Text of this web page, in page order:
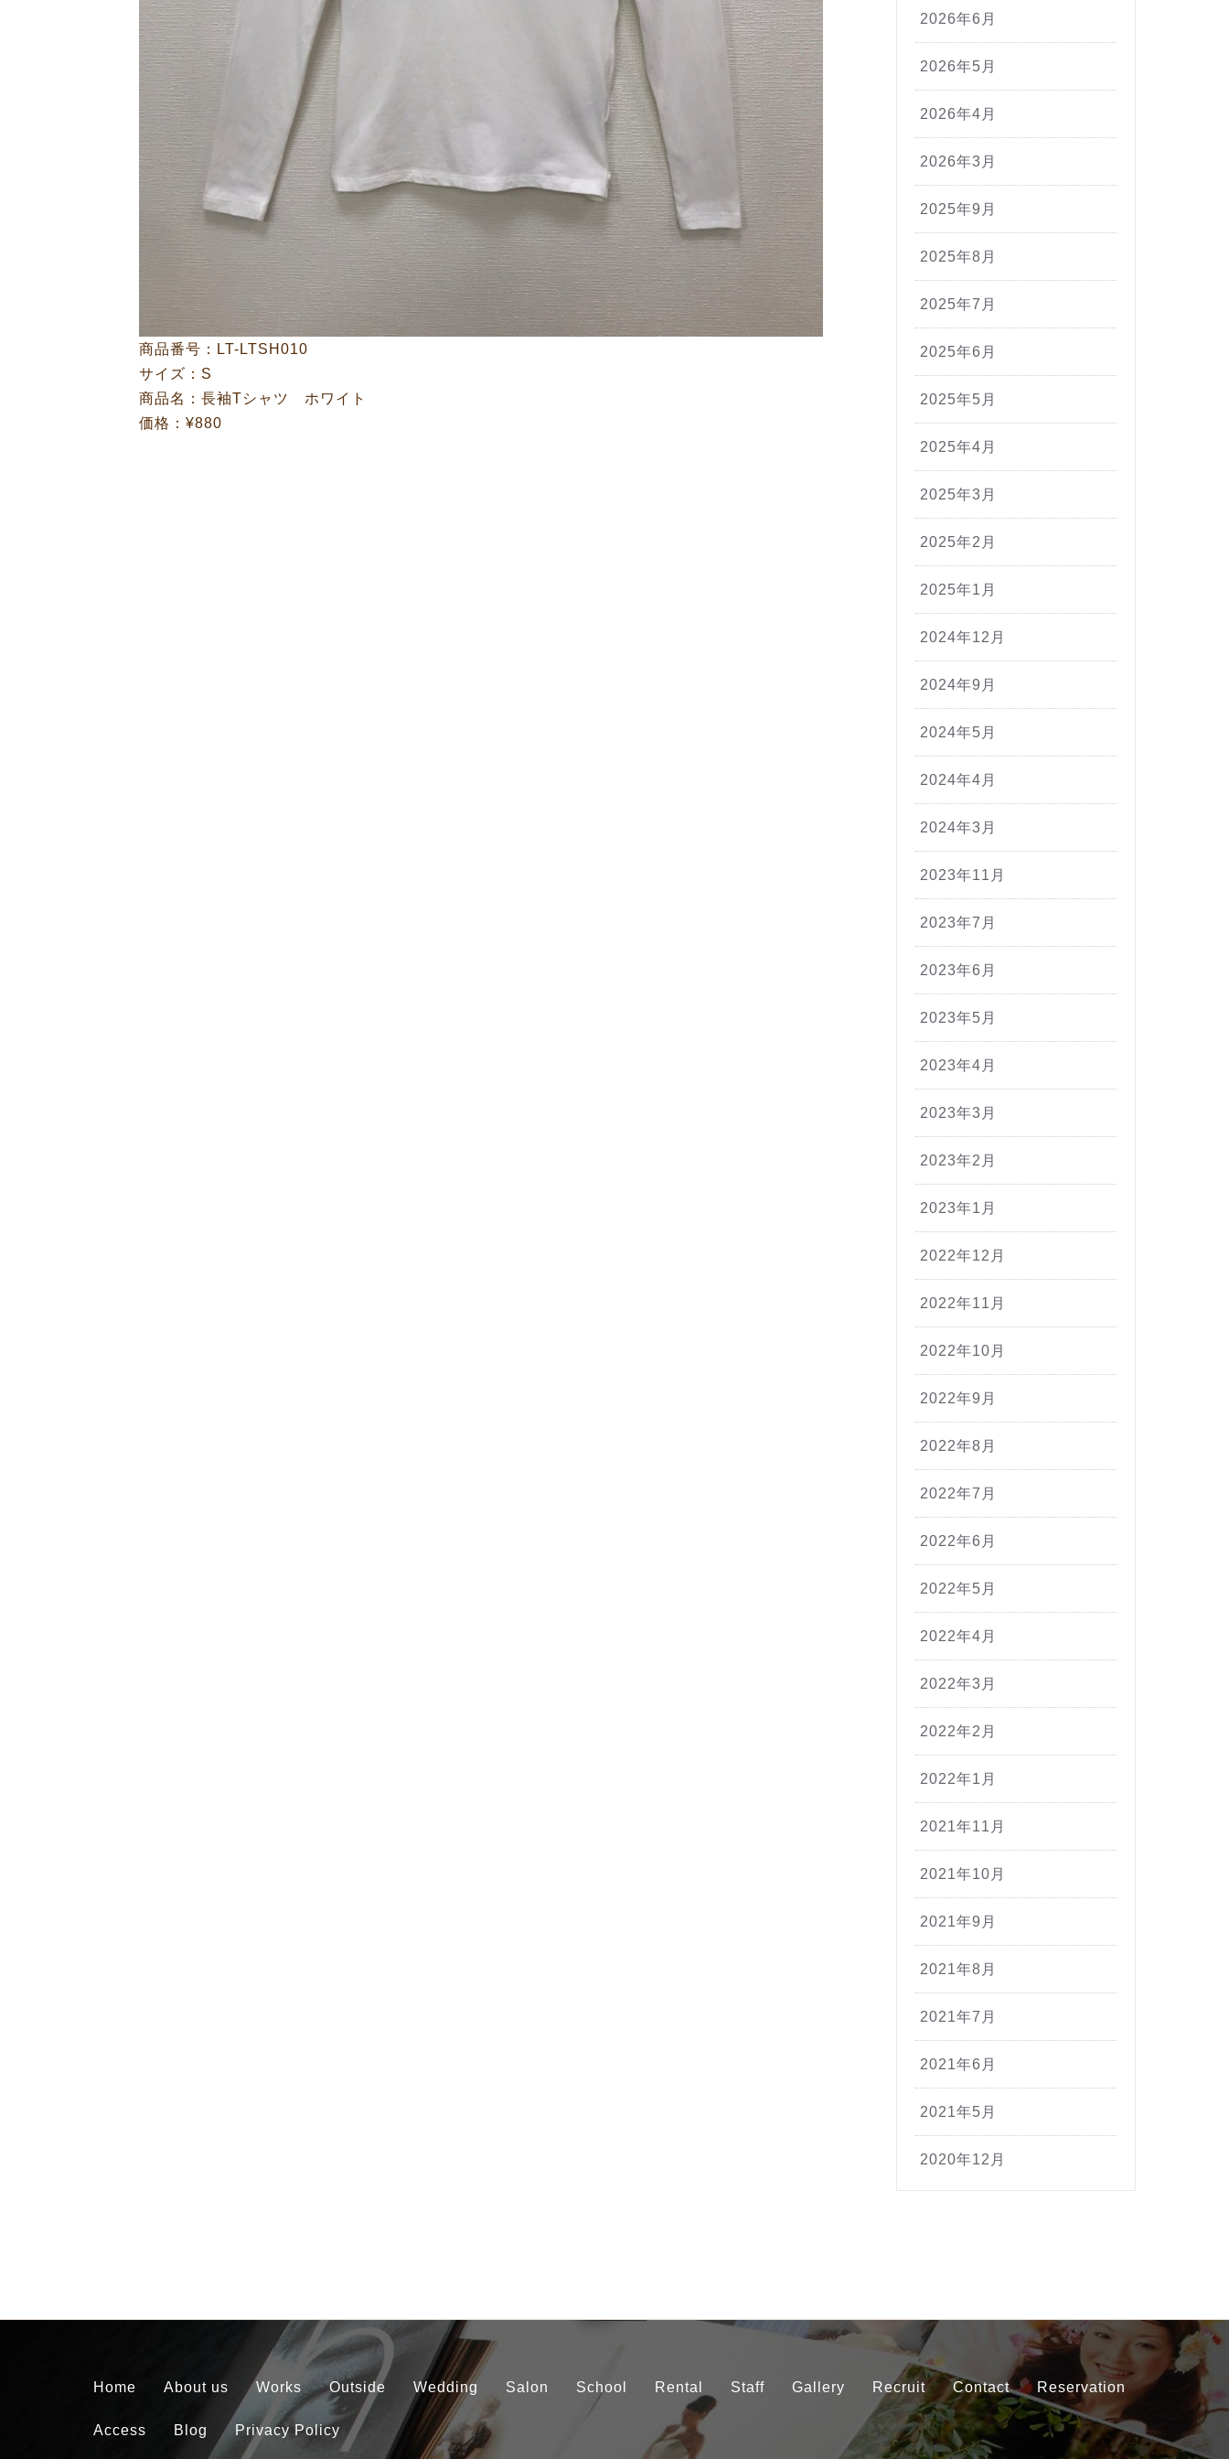
商品番号：LT-LTSH010
サイズ：S
商品名：長袖Tシャツ ホワイト
価格：¥880
2026年6月
2026年5月
2026年4月
2026年3月
2025年9月
2025年8月
2025年7月
2025年6月
2025年5月
2025年4月
2025年3月
2025年2月
2025年1月
2024年12月
2024年9月
2024年5月
2024年4月
2024年3月
2023年11月
2023年7月
2023年6月
2023年5月
2023年4月
2023年3月
2023年2月
2023年1月
2022年12月
2022年11月
2022年10月
2022年9月
2022年8月
2022年7月
2022年6月
2022年5月
2022年4月
2022年3月
2022年2月
2022年1月
2021年11月
2021年10月
2021年9月
2021年8月
2021年7月
2021年6月
2021年5月
2020年12月
Home About us Works Outside Wedding Salon School Rental Staff Gallery Recruit Contact Reservation
Access Blog Privacy Policy